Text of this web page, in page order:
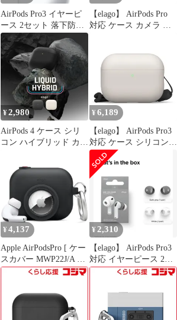
AirPods Pro3 イヤーピ
ース 2セット 落下防止
イヤホンカバー イヤー
チップ AirPods Pro 3 エ
アーポッズプロ3 エア
ポッツプロ3 対応 elago
EAR TIPS COVER
【elago】 AirPods Pro
対応 ケース カメラ デ
収納 可 紛失防止 シリ
コンケース 耐衝撃 落下
Apple AirPodsPro
MWP22J/A エアーポッ
ズプロ
¥2,980
AirPods 4 ケース シリ
コン ハイブリッド カバ
イヤレス充電 MagSafe
対応 AirPods4 エアポッ
ツ 4 第4世代 対応 elago
LIQUID HYBRID
¥ 6,189
【elago】 AirPods Pro3
対応 ケース シリコン
耐衝撃 ハイブリッド 落
下防止 ストラップ付 お
しゃれ カバー ワイヤレ
ス充電 対応 シンプル
シリコンケース [
AirPods Pro 3 エアーポ
ッズプロ3 エアポッツ
¥ 4,137
Apple AirPodsPro [ ケー
スカバー MWP22J/A 落
下防止 耐衝撃 エアーポ
ス エアポッツ 紛失防止
可 プロ 収納 AirTag エ
アーポッツプロ カバー
¥ 2,310
【elago】 AirPods Pro3
対応 イヤーピース 2セ
ット 落下防止 イヤホン